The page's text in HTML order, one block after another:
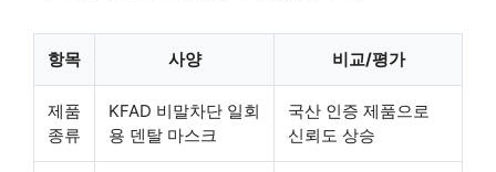
항목 사양 비교/평가
제품
종류
KFAD 비말차단 일회
용 덴탈 마스크
국산 인증 제품으로
신뢰도 상승